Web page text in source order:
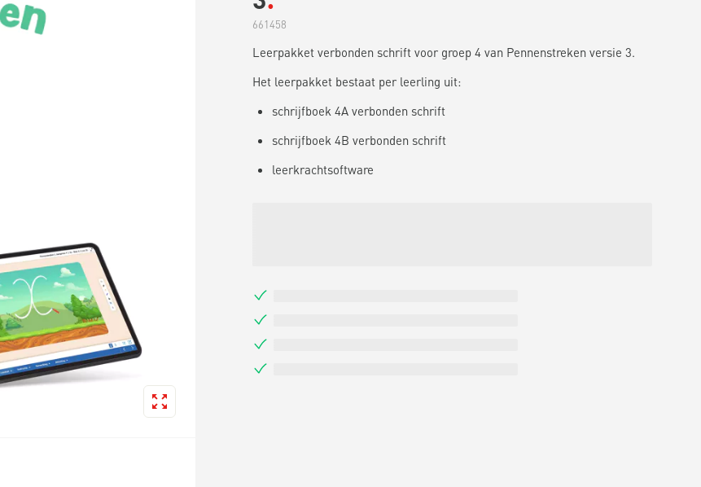
661458
Leerpakket verbonden schrift voor groep 4 van Pennenstreken versie 3.
Het leerpakket bestaat per leerling uit:
schrijfboek 4A verbonden schrift
schrijfboek 4B verbonden schrift
leerkrachtsoftware